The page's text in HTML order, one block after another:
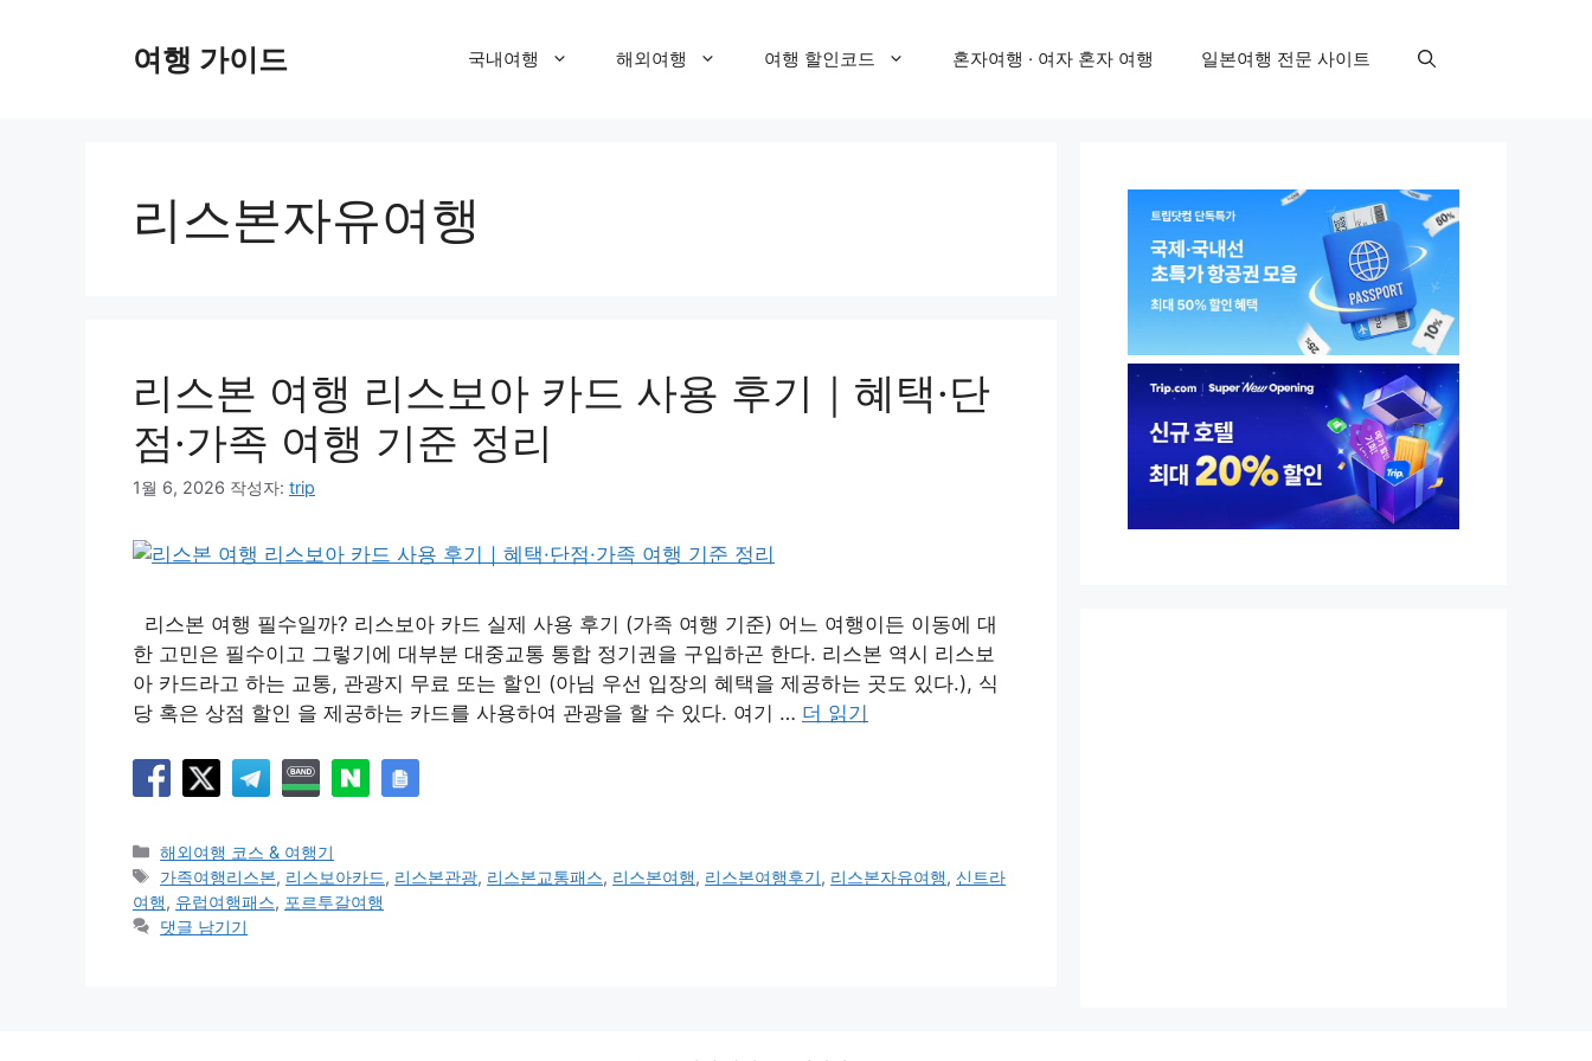
여행 가이드 국내여행 해외여행 여행 할인코드 혼자여행 · 여자 혼자 여행 일본여행 전문 사이트
리스본자유여행
리스본 여행 리스보아 카드 사용 후기｜혜택·단
점·가족 여행 기준 정리
1월 6, 2026 작성자: trip
리스본 여행 필수일까? 리스보아 카드 실제 사용 후기 (가족 여행 기준) 어느 여행이든 이동에 대
한 고민은 필수이고 그렇기에 대부분 대중교통 통합 정기권을 구입하곤 한다. 리스본 역시 리스보
아 카드라고 하는 교통, 관광지 무료 또는 할인 (아님 우선 입장의 혜택을 제공하는 곳도 있다.), 식
당 혹은 상점 할인 을 제공하는 카드를 사용하여 관광을 할 수 있다. 여기 … 더 읽기
카
테
고
리
해외여행 코스 & 여행기
태
그
가족여행리스본, 리스보아카드, 리스본관광, 리스본교통패스, 리스본여행, 리스본여행후기, 리스본자유여행, 신트라
여행, 유럽여행패스, 포르투갈여행
댓글 남기기